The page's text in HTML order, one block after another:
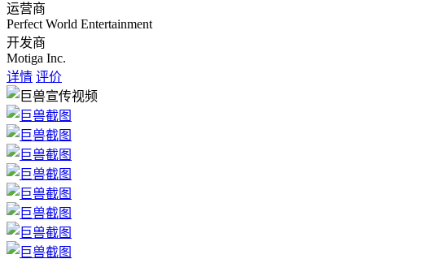
运营商
Perfect World Entertainment
开发商
Motiga Inc.
详情 评价